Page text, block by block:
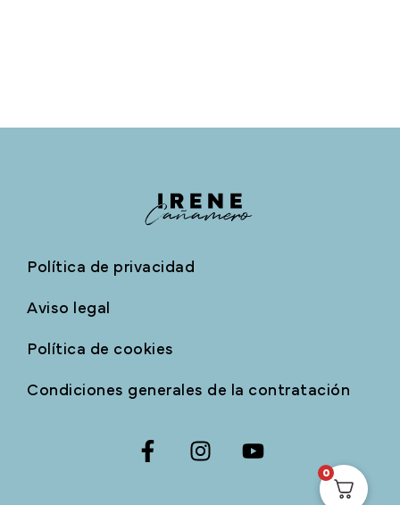
Política de privacidad
Aviso legal
Política de cookies
Condiciones generales de la contratación
0